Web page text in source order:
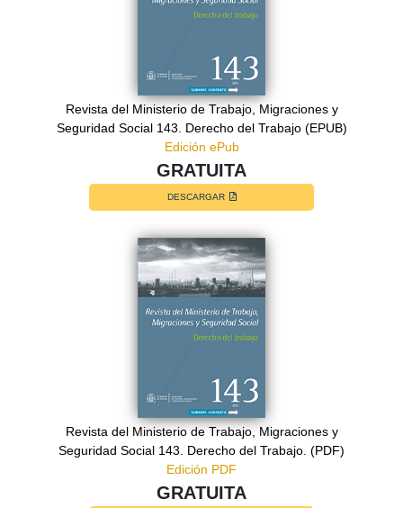
Revista del Ministerio de Trabajo, Migraciones y
Seguridad Social 143. Derecho del Trabajo (EPUB)
Edición ePub
GRATUITA
DESCARGAR
Revista del Ministerio de Trabajo, Migraciones y
Seguridad Social 143. Derecho del Trabajo. (PDF)
Edición PDF
GRATUITA